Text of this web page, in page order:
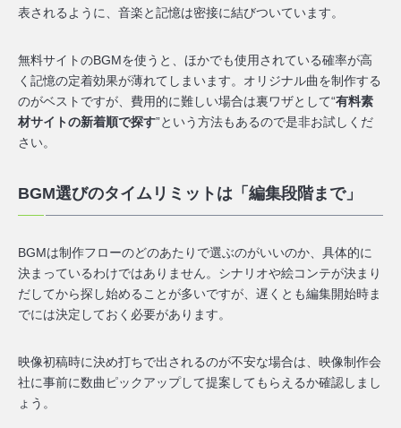
表されるように、音楽と記憶は密接に結びついています。
無料サイトのBGMを使うと、ほかでも使用されている確率が高
く記憶の定着効果が薄れてしまいます。オリジナル曲を制作する
のがベストですが、費用的に難しい場合は裏ワザとして“有料素
材サイトの新着順で探す”という方法もあるので是非お試しくだ
さい。
BGM選びのタイムリミットは「編集段階まで」
BGMは制作フローのどのあたりで選ぶのがいいのか、具体的に
決まっているわけではありません。シナリオや絵コンテが決まり
だしてから探し始めることが多いですが、 遅くとも編集開始時ま
でには決定しておく 必要があります。
映像初稿時に決め打ちで出されるのが不安な場合は、映像制作会
社に事前に数曲ピックアップして提案してもらえるか確認しまし
ょう。